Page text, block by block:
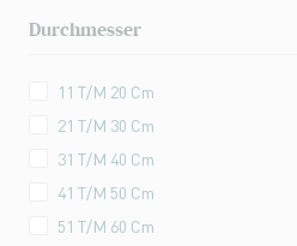
Durchmesser
11 T/m 20 Cm
21 T/m 30 Cm
31 T/m 40 Cm
41 T/m 50 Cm
51 T/m 60 Cm